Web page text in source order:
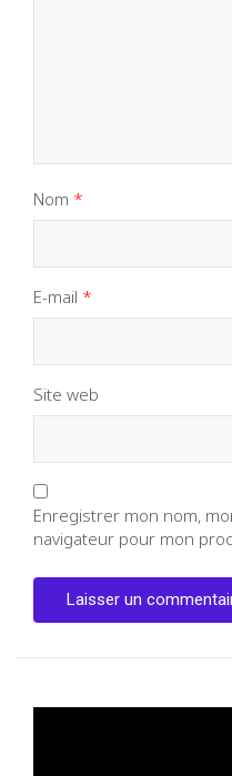
Nom *
E-mail *
Site web
Enregistrer mon nom,
navigateur pour mon